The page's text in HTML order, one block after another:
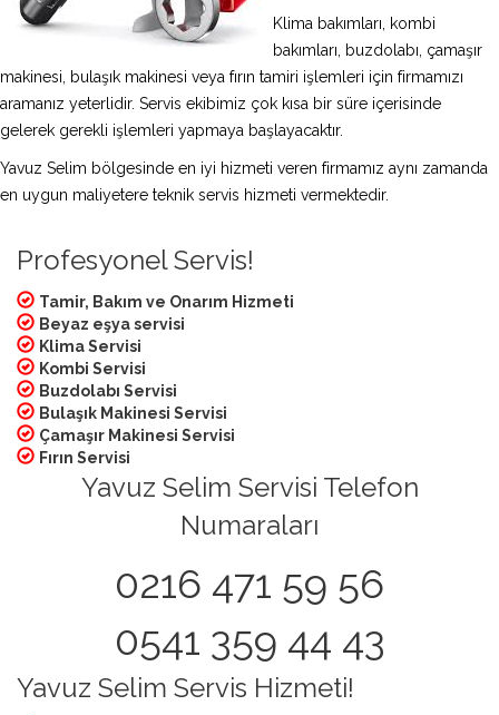
Klima bakımları, kombi
bakımları, buzdolabı, çamaşır
makinesi, bulaşık makinesi veya fırın tamiri işlemleri için firmamızı
aramanız yeterlidir. Servis ekibimiz çok kısa bir süre içerisinde
gelerek gerekli işlemleri yapmaya başlayacaktır.
Yavuz Selim bölgesinde en iyi hizmeti veren firmamız aynı zamanda
en uygun maliyetere teknik servis hizmeti vermektedir.
Profesyonel Servis!
Tamir, Bakım ve Onarım Hizmeti
Beyaz eşya servisi
Klima Servisi
Kombi Servisi
Buzdolabı Servisi
Bulaşık Makinesi Servisi
Çamaşır Makinesi Servisi
Fırın Servisi
Yavuz Selim Servisi Telefon
Numaraları
0216 471 59 56
0541 359 44 43
Yavuz Selim Servis Hizmeti!